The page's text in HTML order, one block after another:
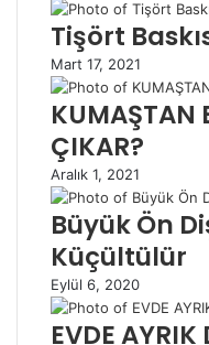
Tişört
Mart 17, 2021
KUMAŞTAN
ÇIKAR?
Aralık 1, 2021
Büyük Ön
Küçültülür
Eylül 6, 2020
EVDE AYRIK